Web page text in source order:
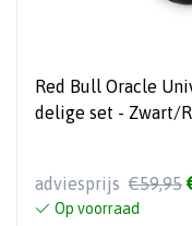
Red Bull Oracle
delige set - Zwart/
adviesprijs €59,95
Op voorraad